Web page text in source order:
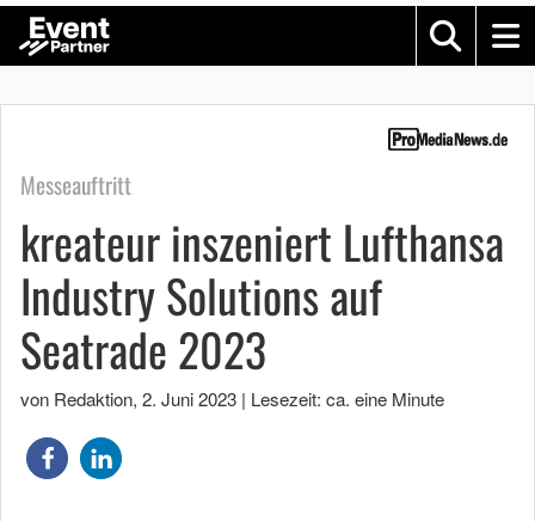
Messeauftritt
kreateur inszeniert Lufthansa
Industry Solutions auf
Seatrade 2023
von Redaktion, 2. Juni 2023 | Lesezeit: ca. eine Minute